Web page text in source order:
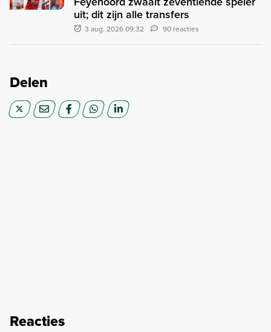
uit; dit zijn alle transfers
3 aug. 2026 09:32 90 reacties
Delen
Reacties